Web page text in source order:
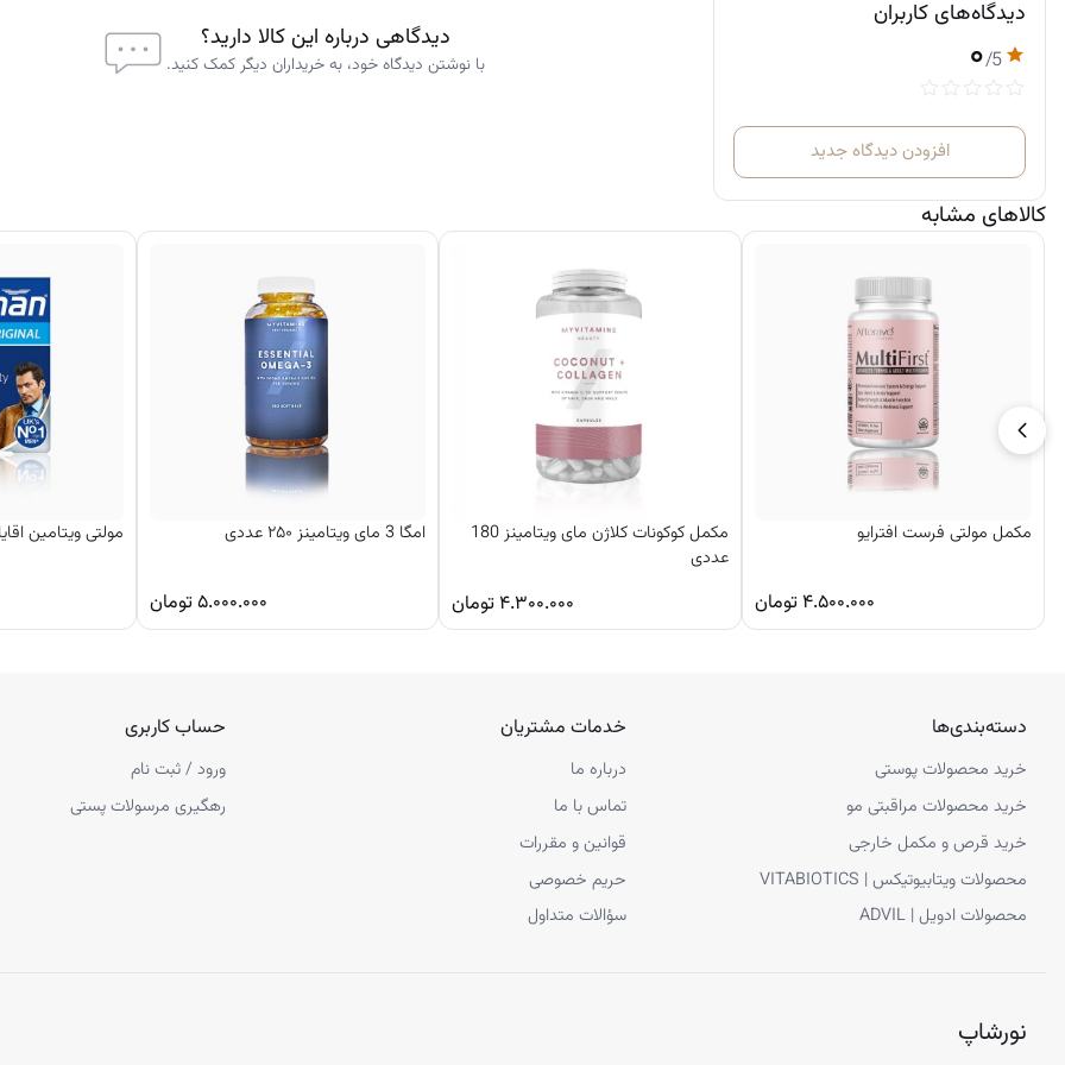
دیدگاه‌های کاربران
۰/5
افزودن دیدگاه جدید
دیدگاهی درباره این کالا دارید؟
با نوشتن دیدگاه خود، به خریداران دیگر کمک کنید.
کالاهای مشابه
مکمل مولتی فرست افترایو
۴.۵۰۰.۰۰۰ تومان
مکمل کوکونات کلاژن مای ویتامینز 180
عددی
۴.۳۰۰.۰۰۰ تومان
امگا 3 مای ویتامینز ۲۵۰ عددی
۵.۰۰۰.۰۰۰تومان
مولتی ویتامین
دسته‌بندی‌ها
خرید محصولات پوستی
خرید محصولات مراقبتی مو
خرید قرص و مکمل خارجی
محصولات ویتابیوتیکس | VITABIOTICS
محصولات ادویل | ADVIL
خدمات مشتریان
درباره ما
تماس با ما
قوانین و مقررات
حریم خصوصی
سؤالات متداول
حساب کاربری
ورود / ثبت نام
رهگیری مرسولات پستی
نورشاپ